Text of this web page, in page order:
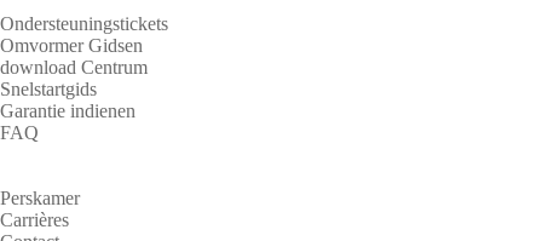
Ondersteuningstickets
Omvormer Gidsen
download Centrum
Snelstartgids
Garantie indienen
FAQ
Perskamer
Carrières